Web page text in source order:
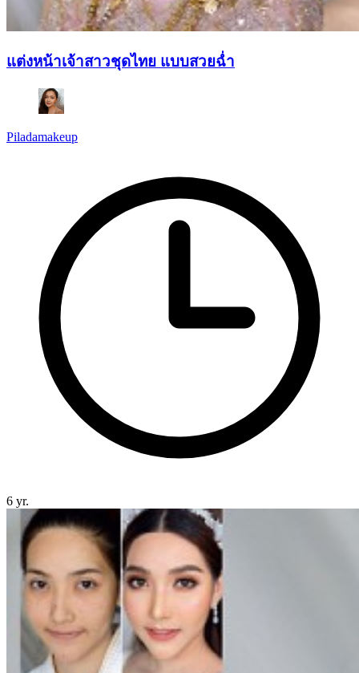
แต่งหน้าเจ้าสาวชุดไทย แบบสวยฉ่ำ
Piladamakeup
6 yr.